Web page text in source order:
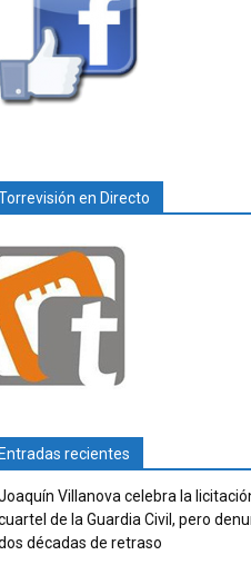
en Directo
recientes
Villanova celebra la
de la Guardia Civil, pero
décadas de retraso